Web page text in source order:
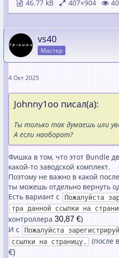
46.77 kB 407×904 40
vs40
Мастер
4 Окт 2025
Johnny1oo писал(а):
Ты только так думаешь или
А если наоборот?
Фишка в том, что этот Bundle
какой-то заводской комплект.
Поэтому не важно в какой
ты можешь отдельно вернуть
Есть вариант с
Пожалуйста
тра данной ссылки на
контроллера 30,87 €)
И с
Пожалуйста
ссылки на страницу.
(после
€)